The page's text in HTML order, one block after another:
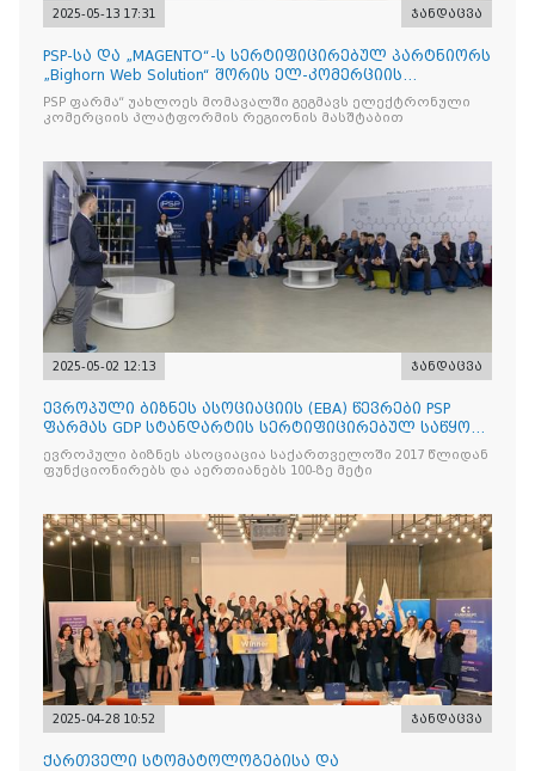
2025-05-13 17:31 ჯანდაცვა
PSP-სა და „MAGENTO“-ს სერტიფიცირებულ პარტნიორს
„Bighorn Web Solution“ შორის ელ-კომერციის
პლატფორმის
PSP ფარმა“ უახლოეს მომავალში გეგმავს ელექტრონული
კომერციის პლატფორმის რეგიონის მასშტაბით
2025-05-02 12:13 ჯანდაცვა
ევროპული ბიზნეს ასოციაციის (EBA) წევრები PSP
ფარმას GDP სტანდარტის სერტიფიცირებულ საწყობს
ესტუმრენ
ევროპული ბიზნეს ასოციაცია საქართველოში 2017 წლიდან
ფუნქციონირებს და აერთიანებს 100-ზე მეტი
2025-04-28 10:52 ჯანდაცვა
ქართველი სტომატოლოგებისა და